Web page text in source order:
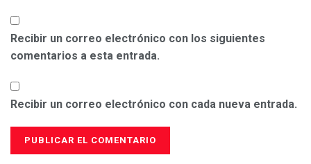
Recibir un correo electrónico con los siguientes
comentarios a esta entrada.
Recibir un correo electrónico con cada nueva entrada.